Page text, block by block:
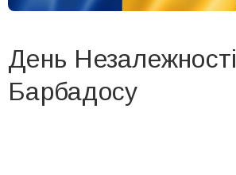
День Незалежності
Барбадосу